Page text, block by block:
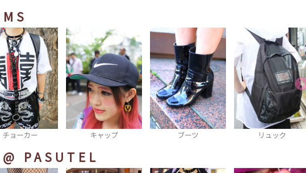
キャップ ブーツ リュック マフラー
@ PASUTEL